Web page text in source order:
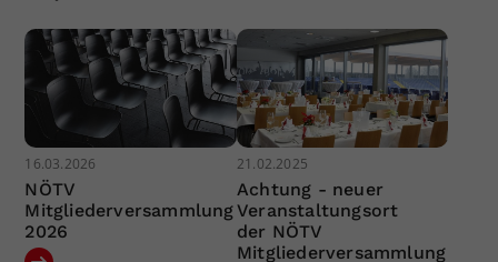
16.03.2026
NÖTV
Mitgliederversammlung
2026
21.02.2025
Achtung - neuer
Veranstaltungsort
der NÖTV
Mitgliederversammlung